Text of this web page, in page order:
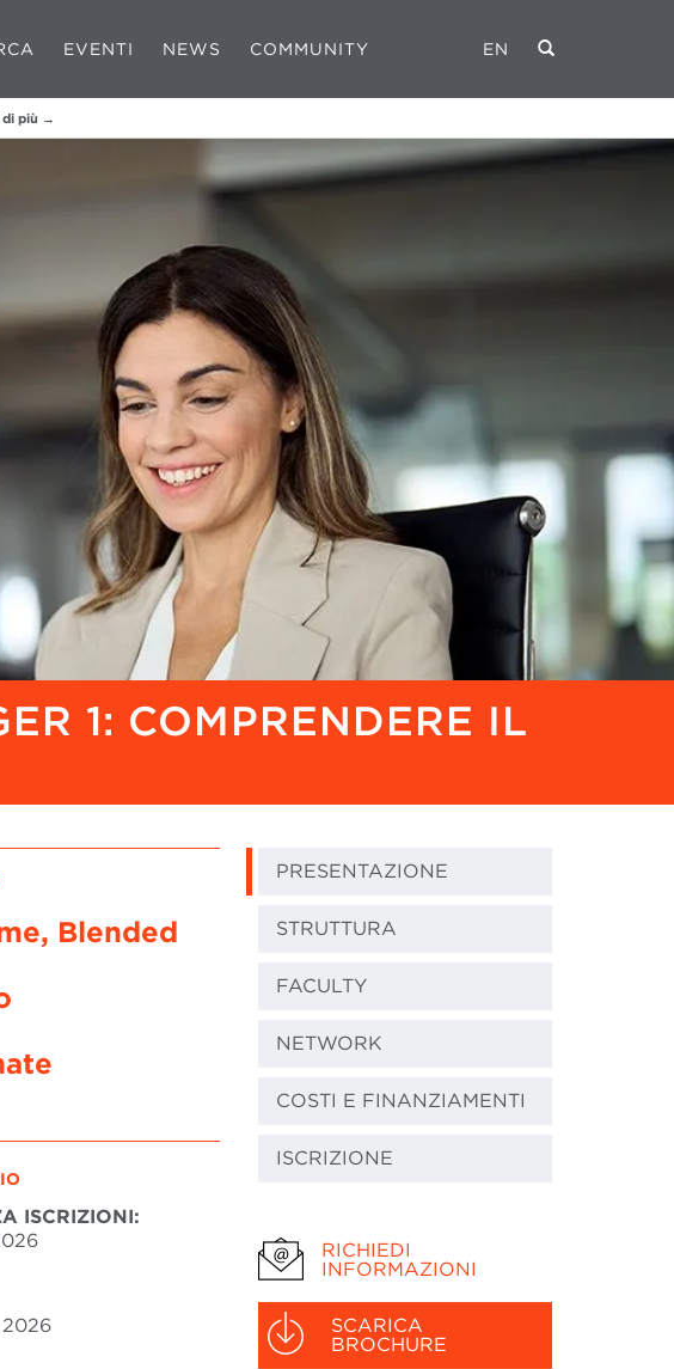
EVENTI NEWS COMMUNITY EN
di più →
1: COMPRENDERE IL
Blended
ISCRIZIONI:
PRESENTAZIONE
STRUTTURA
FACULTY
NETWORK
COSTI E FINANZIAMENTI
ISCRIZIONE
RICHIEDI
INFORMAZIONI
SCARICA
BROCHURE